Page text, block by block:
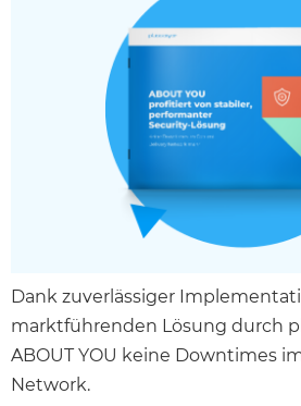
Dank zuverlässiger
marktführenden Lösung durch
ABOUT YOU keine Downtimes
Network.